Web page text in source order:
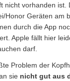
nicht vorhanden ist.
Honor Geräten am
durch die App
Apple fällt hier
darf.
Problem der
sie nicht gut aus